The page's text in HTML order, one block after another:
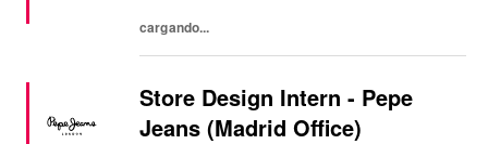
cargando...
Store Design Intern - Pepe
Jeans (Madrid Office)